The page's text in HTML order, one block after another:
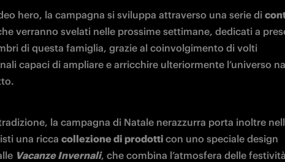
hero, la campagna si sviluppa attraverso una serie di
verranno svelati nelle prossime settimane, dedicati a
di questa famiglia, grazie al coinvolgimento di volti
capaci di ampliare e arricchire ulteriormente l’universo
la campagna di Natale nerazzurra porta inoltre
una ricca collezione di prodotti con uno speciale design
Vacanze Invernali, che combina l’atmosfera delle